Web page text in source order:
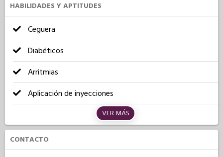
HABILIDADES Y APTITUDES
Ceguera
Diabéticos
Arritmias
Aplicación de inyecciones
VER MÁS
CONTACTO